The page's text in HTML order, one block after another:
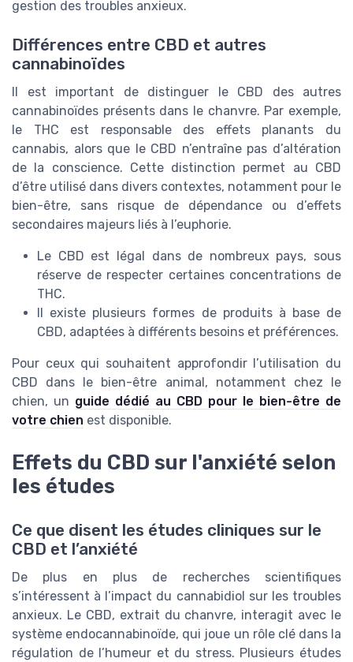
gestion des troubles anxieux.
Différences entre CBD et autres
cannabinoïdes
Il est important de distinguer le CBD des autres
cannabinoïdes présents dans le chanvre. Par exemple,
le THC est responsable des effets planants du
cannabis, alors que le CBD n’entraîne pas d’altération
de la conscience. Cette distinction permet au CBD
d’être utilisé dans divers contextes, notamment pour le
bien-être, sans risque de dépendance ou d’effets
secondaires majeurs liés à l’euphorie.
Le CBD est légal dans de nombreux pays, sous
réserve de respecter certaines concentrations de
THC.
Il existe plusieurs formes de produits à base de
CBD, adaptées à différents besoins et préférences.
Pour ceux qui souhaitent approfondir l’utilisation du
CBD dans le bien-être animal, notamment chez le
chien, un guide dédié au CBD pour le bien-être de
votre chien est disponible.
Effets du CBD sur l'anxiété selon
les études
Ce que disent les études cliniques sur le
CBD et l’anxiété
De plus en plus de recherches scientifiques
s’intéressent à l’impact du cannabidiol sur les troubles
anxieux. Le CBD, extrait du chanvre, interagit avec le
système endocannabinoïde, qui joue un rôle clé dans la
régulation de l’humeur et du stress. Plusieurs études